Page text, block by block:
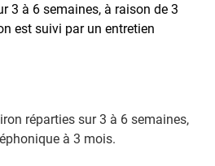
3 à 6 semaines, à raison de 3
est suivi par un entretien
réparties sur 3 à 6 semaines,
à 3 mois.